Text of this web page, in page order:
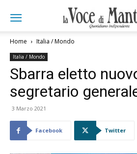
Home Italia / Mondo
Italia / Mondo
Sbarra eletto
segretario
3 Marzo 2021
Facebook Twitter